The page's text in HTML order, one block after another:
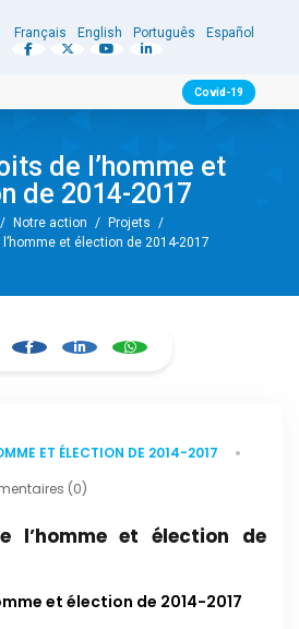
Français English Português Español
Covid-19
de l’homme et
de 2014-2017
/ Notre action / Projets
/
et élection de 2014-2017
ET ÉLECTION DE 2014-2017
(0)
l’homme et élection de
et élection de 2014-2017